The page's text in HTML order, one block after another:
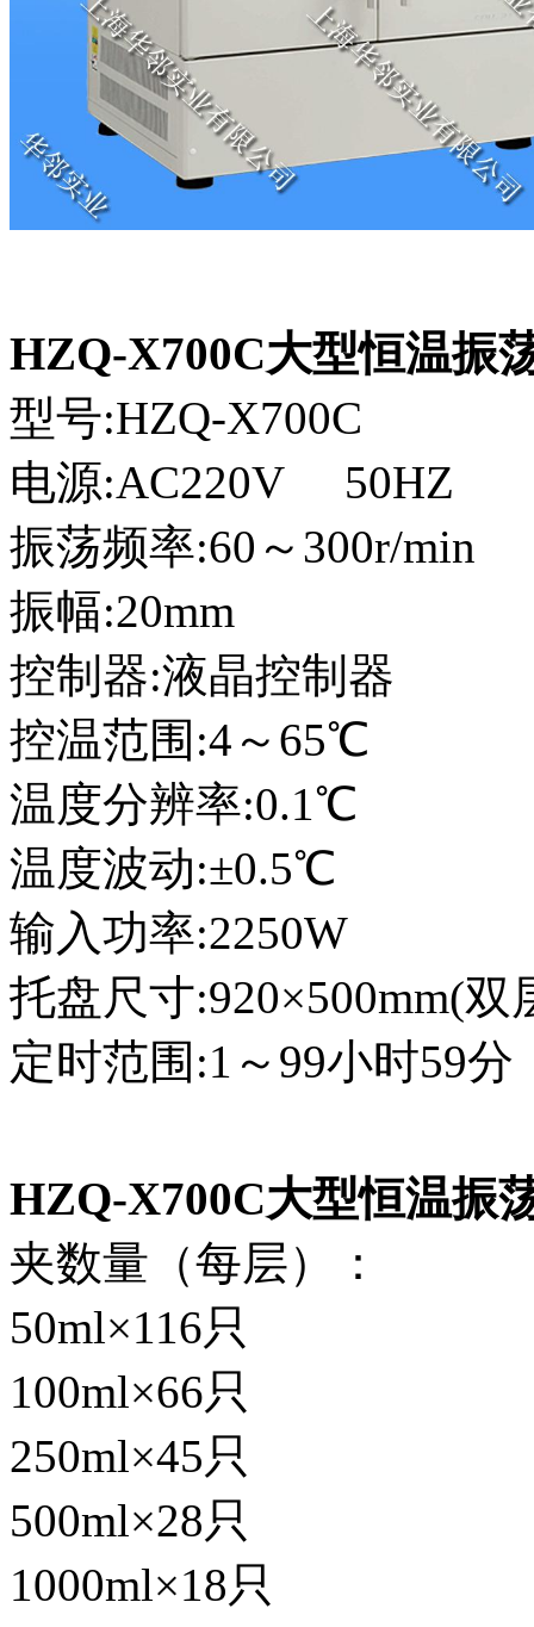
HZQ-X700C大型恒温振
型号:HZQ-X700C
电源:AC220V 50HZ
振荡频率:60～300r/min
振幅:20mm
控制器:液晶控制器
控温范围:4～65℃
温度分辨率:0.1℃
温度波动:±0.5℃
输入功率:2250W
托盘尺寸:920×500mm(双
定时范围:1～99小时59分
HZQ-X700C大型恒温振
夹数量（每层）：
50ml×116只
100ml×66只
250ml×45只
500ml×28只
1000ml×18只